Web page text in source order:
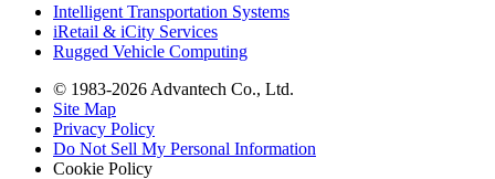
Intelligent Transportation Systems
iRetail & iCity Services
Rugged Vehicle Computing
© 1983-2026 Advantech Co., Ltd.
Site Map
Privacy Policy
Do Not Sell My Personal Information
Cookie Policy